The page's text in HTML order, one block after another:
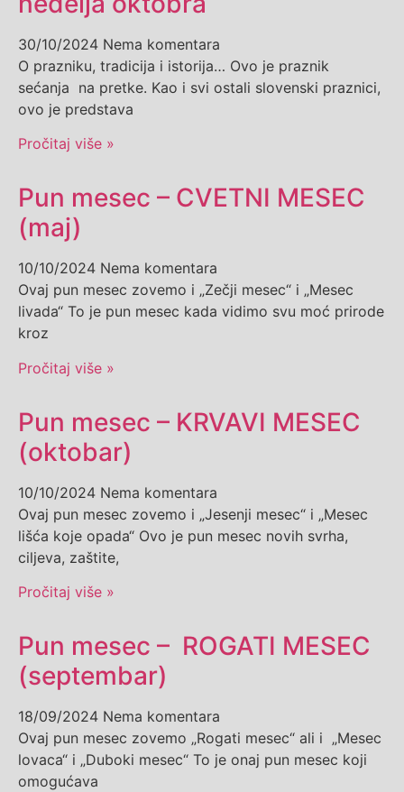
30/10/2024 Nema komentara
O prazniku, tradicija i istorija… Ovo je praznik
sećanja na pretke. Kao i svi ostali slovenski praznici,
ovo je predstava
Pročitaj više »
Pun mesec – CVETNI MESEC
(maj)
10/10/2024 Nema komentara
Ovaj pun mesec zovemo i „Zečji mesec“ i „Mesec
livada“ To je pun mesec kada vidimo svu moć prirode
kroz
Pročitaj više »
Pun mesec – KRVAVI MESEC
(oktobar)
10/10/2024 Nema komentara
Ovaj pun mesec zovemo i „Jesenji mesec“ i „Mesec
lišća koje opada“ Ovo je pun mesec novih svrha,
ciljeva, zaštite,
Pročitaj više »
Pun mesec – ROGATI MESEC
(septembar)
18/09/2024 Nema komentara
Ovaj pun mesec zovemo „Rogati mesec“ ali i „Mesec
lovaca“ i „Duboki mesec“ To je onaj pun mesec koji
omogućava